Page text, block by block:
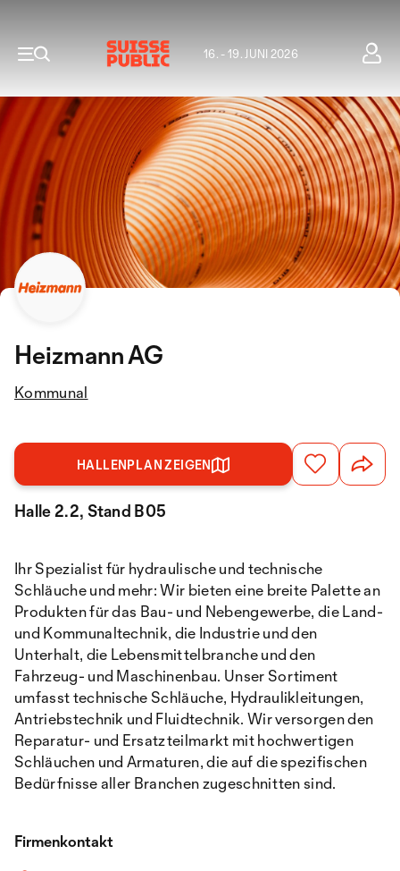
16. - 19. JUNI 2026
Heizmann AG
Kommunal
HALLENPLAN ZEIGEN
Halle 2.2, Stand B05
Ihr Spezialist für hydraulische und technische
Schläuche und mehr: Wir bieten eine breite Palette an
Produkten für das Bau- und Nebengewerbe, die Land-
und Kommunaltechnik, die Industrie und den
Unterhalt, die Lebensmittelbranche und den
Fahrzeug- und Maschinenbau. Unser Sortiment
umfasst technische Schläuche, Hydraulikleitungen,
Antriebstechnik und Fluidtechnik. Wir versorgen den
Reparatur- und Ersatzteilmarkt mit hochwertigen
Schläuchen und Armaturen, die auf die spezifischen
Bedürfnisse aller Branchen zugeschnitten sind.
Firmenkontakt